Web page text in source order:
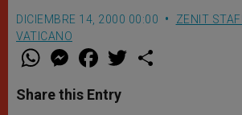
DICIEMBRE 14, 2000 00:00 ZENIT
VATICANO
W
t
s
M
e
s
e
F
a
e
b
w
Share this Entry